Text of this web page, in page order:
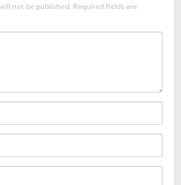
not be published. Required fields are